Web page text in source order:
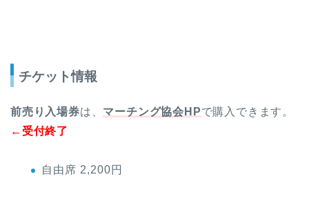
チケット情報
前売り入場券は、 マーチング協会HPで購入できます。
←受付終了
自由席 2,200円